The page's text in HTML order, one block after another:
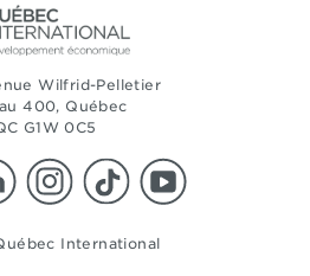
Wilfrid-Pelletier
400, Québec
G1W 0C5
International